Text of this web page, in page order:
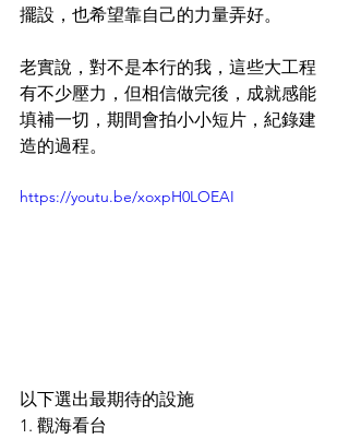
擺設，也希望靠自己的力量弄好。
老實說，對不是本行的我，這些大工程
有不少壓力，但相信做完後，成就感能
填補一切，期間會拍小小短片，紀錄建
造的過程。
https://youtu.be/xoxpH0LOEAI
以下選出最期待的設施
1. 觀海看台